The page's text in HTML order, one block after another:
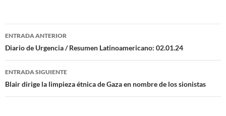
Navegación
de
entradas
ENTRADA ANTERIOR
Diario de Urgencia / Resumen Latinoamericano: 02.01.24
ENTRADA SIGUIENTE
Blair dirige la limpieza étnica de Gaza en nombre de los sionistas